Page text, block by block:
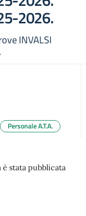
2026.
INVALSI
Personale A.T.A.
stata pubblicata